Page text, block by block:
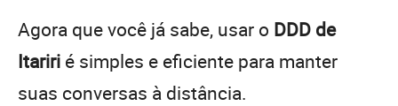
Agora que você já sabe, usar o DDD de
Itariri é simples e eficiente para manter
suas conversas à distância.